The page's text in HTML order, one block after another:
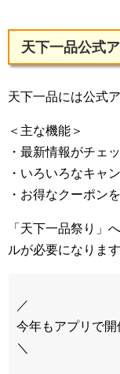
天下一品公式
天下一品には公式
＜主な機能＞
・最新情報がチェ
・いろいろなキャ
・お得なクーポン
「天下一品祭り」
ルが必要になります
／
今年もアプリで開
＼